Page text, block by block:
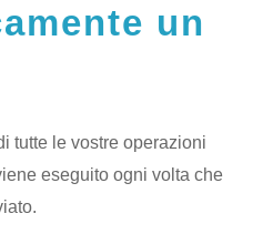
un
tutte le vostre operazioni
eseguito ogni volta che